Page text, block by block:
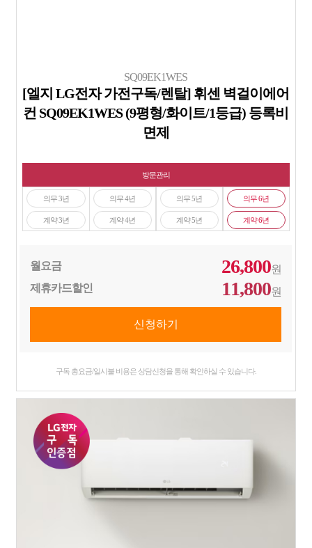
SQ09EK1WES
[엘지 LG전자 가전구독/렌탈] 휘센 벽걸이에어
컨 SQ09EK1WES (9평형/화이트/1등급) 등록비
면제
방문관리
의무 3년
계약 3년
의무 4년
계약 4년
의무 5년
계약 5년
의무 6년
계약 6년
월요금 26,800원
제휴카드할인
11,800원
구독 총요금/일시불 비용은 상담신청을 통해 확인하실 수 있습니다.